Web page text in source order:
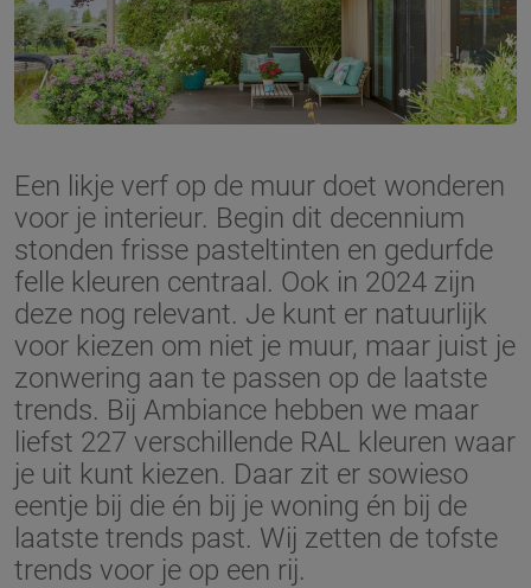
Een likje verf op de muur doet wonderen
voor je interieur. Begin dit decennium
stonden frisse pasteltinten en gedurfde
felle kleuren centraal. Ook in 2024 zijn
deze nog relevant. Je kunt er natuurlijk
voor kiezen om niet je muur, maar juist je
zonwering aan te passen op de laatste
trends. Bij Ambiance hebben we maar
liefst 227 verschillende RAL kleuren waar
je uit kunt kiezen. Daar zit er sowieso
eentje bij die én bij je woning én bij de
laatste trends past. Wij zetten de tofste
trends voor je op een rij.